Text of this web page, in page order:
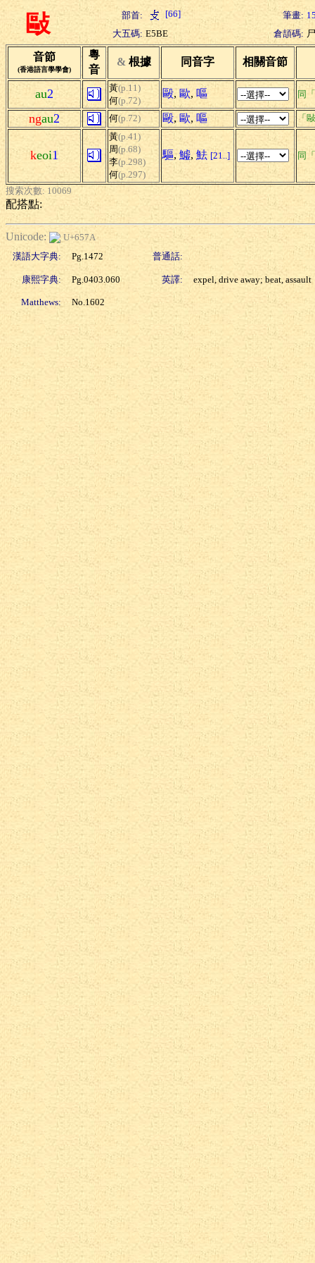
敺 部首: [66] 筆畫:
大五碼: E5BE 倉頡碼:
音節
(香港語言學學會)
粵
音
& 根據 同音字 相關音節
au2 黃(p.11)
何(p.72)
毆, 歐, 嘔 同
ngau2 何(p.72) 毆, 歐, 嘔 「
keoi1
黃(p.41)
周(p.68)
李(p.298)
何(p.297)
驅, 鱋, 魼 [21..] 同
搜索次數: 10069
配搭點:
Unicode:
U+657A
漢語大字典:
Pg.1472 普通話:
康熙字典: Pg.0403.060 英譯: expel, drive away; beat, assault
Matthews: No.1602